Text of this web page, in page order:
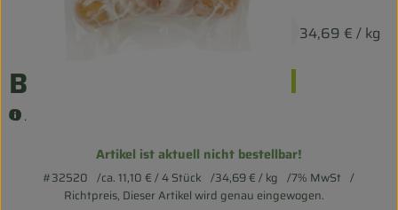
Vorratskammer
Biohof erleben
Berner Würstchen
.
ca. 11,10 € 34,69 € / kg
Artikel ist aktuell nicht bestellbar!
#32520 ca. 11,10 €/ 4 Stück 34,69 €/ kg
7% MwSt
Richtpreis, Dieser Artikel wird genau eingewogen.